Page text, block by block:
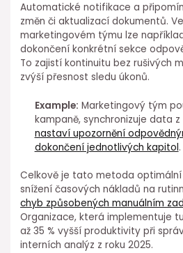
Automatické notifikace a
změn či aktualizací dokumentů.
⁤marketingovém týmu lze
dokončení konkrétní sekce
To zajistí kontinuitu bez rušivých
zvýší přesnost sledu úkonů.
Example: Marketingový tým
kampaně, synchronizuje data
nastaví upozornění
dokončení jednotlivých kapitol.
Celkově je tato metoda optimální
snížení časových nákladů na
chyb způsobených manuálním
Organizace, která⁢ implementuje
až 35 % vyšší produktivity při
interních analýz z roku 2025.